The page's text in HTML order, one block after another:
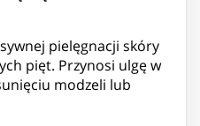
pielęgnacji skóry
pięt. Przynosi ulgę w
modzeli lub